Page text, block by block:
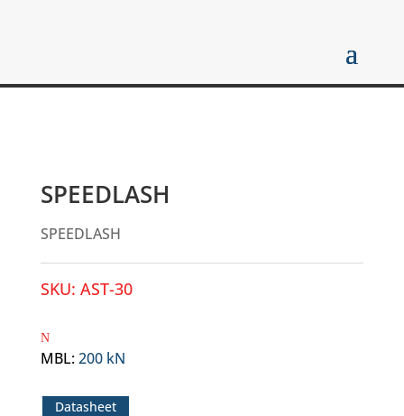
SPEEDLASH
SPEEDLASH
SKU: AST-30
MBL:200 kN
Datasheet